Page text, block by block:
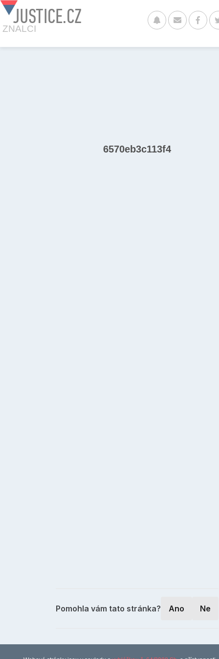
JUSTICE.CZ
ZNALCI
6570eb3c113f4
Pomohla vám tato stránka? Ano Ne